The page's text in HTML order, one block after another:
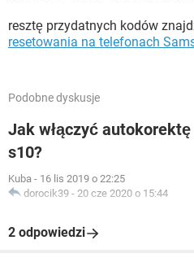
resztę przydatnych kodów
resetowania na telefonach
Podobne dyskusje
Jak włączyć
s10?
Kuba - 16 lis 2019 o 22:25
dorocik39 - 20 cze 2020 o 15:44
2 odpowiedzi